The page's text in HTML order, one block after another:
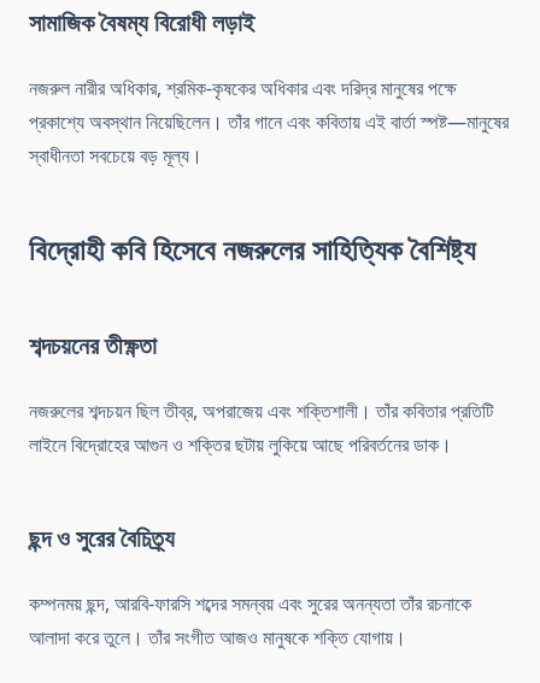
সামাজিক বৈষম্য বিরোধী লড়াই
নজরুল নারীর অধিকার, শ্রমিক-কৃষকের অধিকার এবং দরিদ্র মানুষের পক্ষে
প্রকাশ্যে অবস্থান নিয়েছিলেন। তাঁর গানে এবং কবিতায় এই বার্তা স্পষ্ট—মানুষের
স্বাধীনতা সবচেয়ে বড় মূল্য।
বিদ্রোহী কবি হিসেবে নজরুলের সাহিত্যিক বৈশিষ্ট্য
শব্দচয়নের তীক্ষ্ণতা
নজরুলের শব্দচয়ন ছিল তীব্র, অপরাজেয় এবং শক্তিশালী। তাঁর কবিতার প্রতিটি
লাইনে বিদ্রোহের আগুন ও শক্তির ছটায় লুকিয়ে আছে পরিবর্তনের ডাক।
ছন্দ ও সুরের বৈচিত্র্য
কম্পনময় ছন্দ, আরবি-ফারসি শব্দের সমন্বয় এবং সুরের অনন্যতা তাঁর রচনাকে
আলাদা করে তুলে। তাঁর সংগীত আজও মানুষকে শক্তি যোগায়।